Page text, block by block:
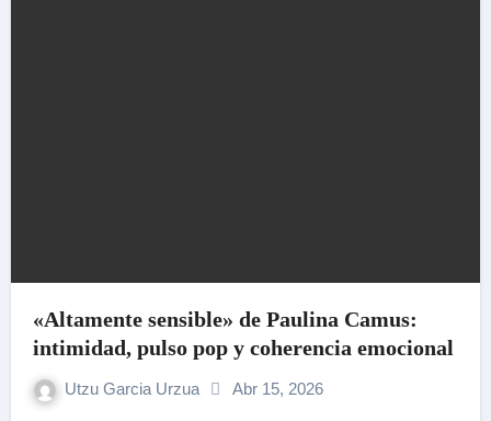
«Altamente sensible» de Paulina Camus:
intimidad, pulso pop y coherencia emocional
Utzu Garcia Urzua Abr 15, 2026